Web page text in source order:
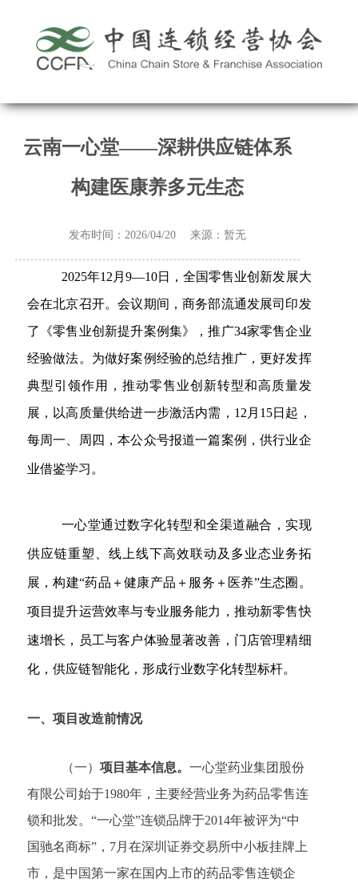
云南一心堂——深耕供应链体系
构建医康养多元生态
发布时间：2026/04/20 来源：暂无
2025年12月9—10日，全国零售业创新发展大
会在北京召开。会议期间，商务部流通发展司印发
了《零售业创新提升案例集》，推广34家零售企业
经验做法。为做好案例经验的总结推广，更好发挥
典型引领作用，推动零售业创新转型和高质量发
展，以高质量供给进一步激活内需，12月15日起，
每周一、周四，本公众号报道一篇案例，供行业企
业借鉴学习。
一心堂通过数字化转型和全渠道融合，实现
供应链重塑、线上线下高效联动及多业态业务拓
展，构建“药品＋健康产品＋服务＋医养”生态圈。
项目提升运营效率与专业服务能力，推动新零售快
速增长，员工与客户体验显著改善，门店管理精细
化，供应链智能化，形成行业数字化转型标杆。
一、 项目改造前情况
（一） 项目基本信息。 一心堂药业集团股份
有限公司始于1980年，主要经营业务为药品零售连
锁和批发。“一心堂”连锁品牌于2014年被评为“中
国驰名商标”，7月在深圳证券交易所中小板挂牌上
市，是中国第一家在国内上市的药品零售连锁企